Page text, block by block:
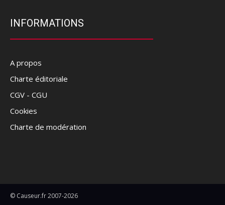
INFORMATIONS
A propos
Charte éditoriale
CGV - CGU
Cookies
Charte de modération
© Causeur.fr 2007-2026